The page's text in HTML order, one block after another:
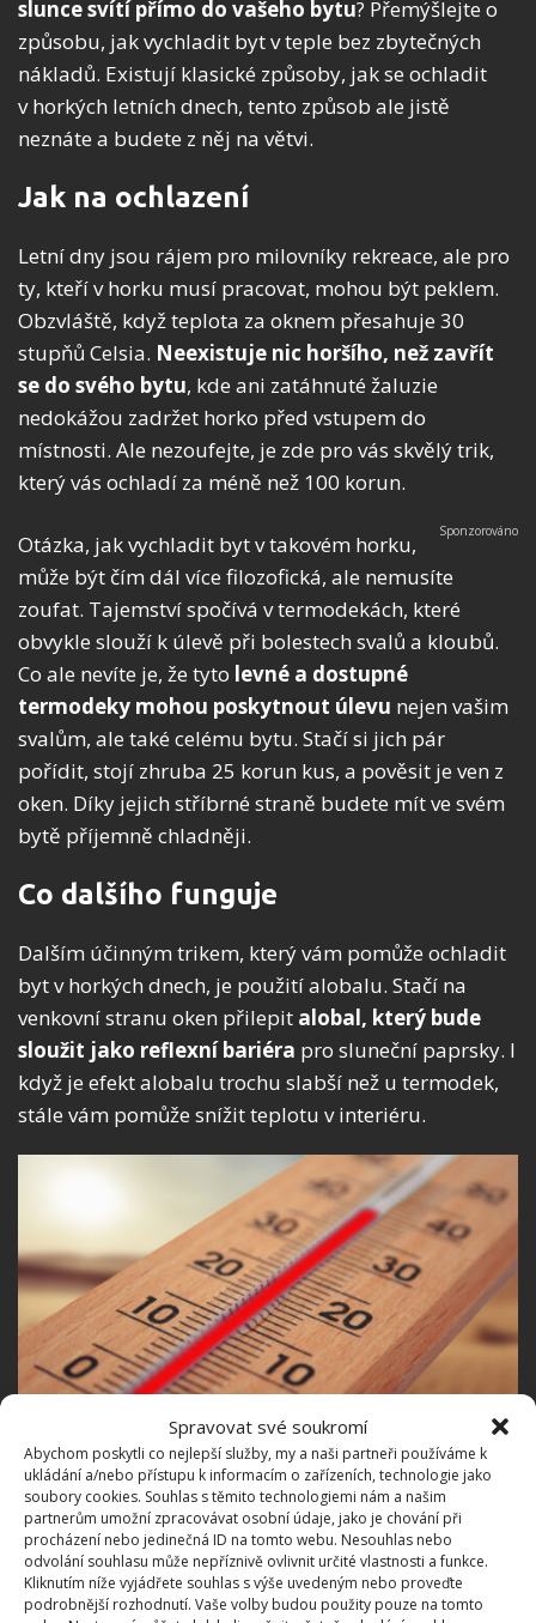
Spravovat své soukromí
Abychom poskytli co nejlepší služby, my a naši partneři používáme k
ukládání a/nebo přístupu k informacím o zařízeních, technologie jako
soubory cookies. Souhlas s těmito technologiemi nám a našim
partnerům umožní zpracovávat osobní údaje, jako je chování při
procházení nebo jedinečná ID na tomto webu. Nesouhlas nebo
odvolání souhlasu může nepříznivě ovlivnit určité vlastnosti a funkce.
Kliknutím níže vyjádřete souhlas s výše uvedeným nebo proveďte
podrobnější rozhodnutí. Vaše volby budou použity pouze na tomto
slunce svítí přímo do vašeho bytu? Přemýšlejte o
způsobu, jak vychladit byt v teple bez zbytečných
nákladů. Existují klasické způsoby, jak se ochladit
v horkých letních dnech, tento způsob ale jistě
neznáte a budete z něj na větvi.
Jak na ochlazení
Letní dny jsou rájem pro milovníky rekreace, ale pro
ty, kteří v horku musí pracovat, mohou být peklem.
Obzvláště, když teplota za oknem přesahuje 30
stupňů Celsia. Neexistuje nic horšího, než zavřít
se do svého bytu, kde ani zatáhnuté žaluzie
nedokážou zadržet horko před vstupem do
místnosti. Ale nezoufejte, je zde pro vás skvělý trik,
který vás ochladí za méně než 100 korun.
Otázka, jak vychladit byt v takovém horku,
může být čím dál více filozofická, ale nemusíte
zoufat. Tajemství spočívá v termodekách, které
obvykle slouží k úlevě při bolestech svalů a kloubů.
Co ale nevíte je, že tyto levné a dostupné
termodeky mohou poskytnout úlevu nejen vašim
svalům, ale také celému bytu. Stačí si jich pár
pořídit, stojí zhruba 25 korun kus, a pověsit je ven z
oken. Díky jejich stříbrné straně budete mít ve svém
bytě příjemně chladněji.
Co dalšího funguje
Dalším účinným trikem, který vám pomůže ochladit
byt v horkých dnech, je použití alobalu. Stačí na
venkovní stranu oken přilepit alobal, který bude
sloužit jako reflexní bariéra pro sluneční paprsky. I
když je efekt alobalu trochu slabší než u termodek,
stále vám pomůže snížit teplotu v interiéru.
Fotografie: Pixabay
A nezapomeňte na základy. Když odcházíte z
domova do práce, vždy zatáhněte žaluzie, aby se
minimalizovalo nahřívání místnosti slunečními
paprsky. Pravidelné větrání bytu je také klíčové pro